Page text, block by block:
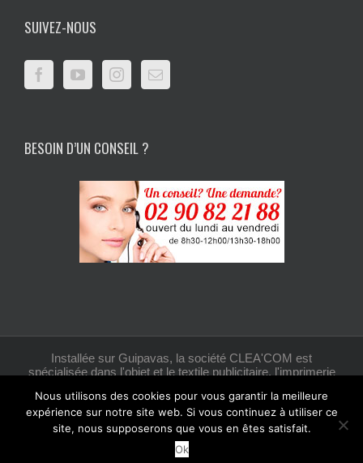
SUIVEZ-NOUS
BESOIN D’UN CONSEIL ?
Installée sur Guipavas, la société CLEA'COM est
spécialisée dans l'objet et le textile publicitaire, l'imprimerie
Facebook
Nous utilisons des cookies pour vous garantir la meilleure
expérience sur notre site web. Si vous continuez à utiliser ce
site, nous supposerons que vous en êtes satisfait.
Ok